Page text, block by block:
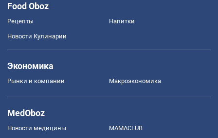
Food Oboz
Рецепты Напитки
Новости Кулинарии
Экономика
Рынки и компании Mакроэкономика
MedOboz
Новости медицины MAMACLUB